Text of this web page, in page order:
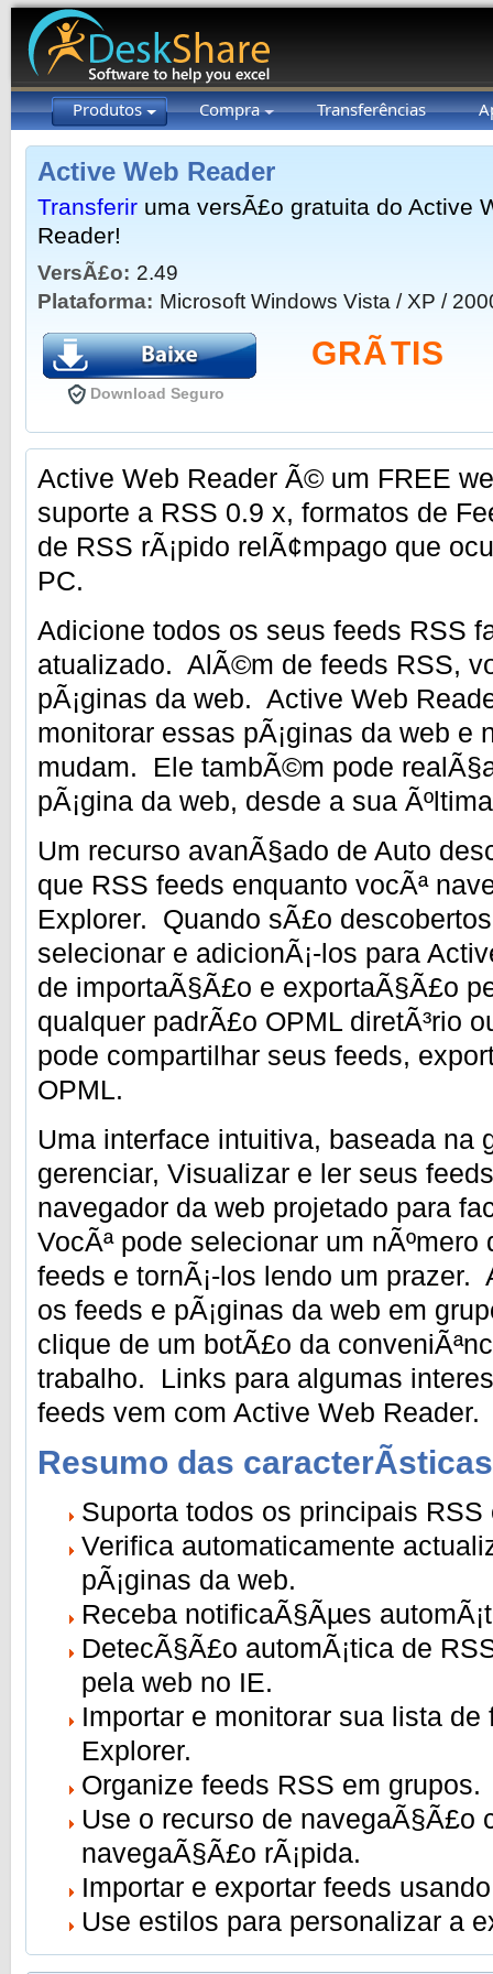
Produtos Compra Transferências
Active Web Reader
Transferir uma versÃ£o gratuita do Active
Reader!
VersÃ£o: 2.49
Plataforma: Microsoft Windows Vista / XP /
Download Seguro
GRÃTIS
Active Web Reader Ã© um FREE
suporte a RSS 0.9 x, formatos de
de RSS rÃ¡pido relÃ¢mpago que
PC.
Adicione todos os seus feeds RSS
atualizado. AlÃ©m de feeds RSS,
pÃ¡ginas da web. Active Web
monitorar essas pÃ¡ginas da web e
mudam. Ele tambÃ©m pode
pÃ¡gina da web, desde a sua
Um recurso avanÃ§ado de Auto
que RSS feeds enquanto vocÃª
Explorer. Quando sÃ£o
selecionar e adicionÃ¡-los para
de importaÃ§Ã£o e exportaÃ§Ã£o
qualquer padrÃ£o OPML diretÃ³rio
pode compartilhar seus feeds,
OPML.
Uma interface intuitiva, baseada na
gerenciar, Visualizar e ler seus
navegador da web projetado para
VocÃª pode selecionar um
feeds e tornÃ¡-los lendo um prazer.
os feeds e pÃ¡ginas da web em
clique de um botÃ£o da
trabalho. Links para algumas
feeds vem com Active Web Reader.
Resumo das
Suporta todos os principais
Verifica automaticamente
pÃ¡ginas da web.
Receba notificaÃ§Ãµes
DetecÃ§Ã£o automÃ¡tica de
pela web no IE.
Importar e monitorar sua lista
Explorer.
Organize feeds RSS em grupos.
Use o recurso de navegaÃ§Ã£o
navegaÃ§Ã£o rÃ¡pida.
Importar e exportar feeds
Use estilos para personalizar a